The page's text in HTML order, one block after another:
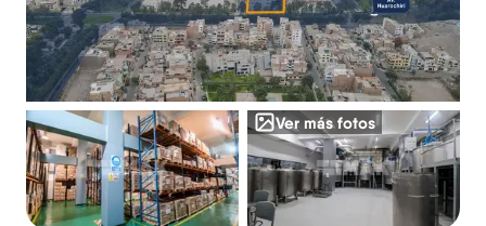
Ver más fotos